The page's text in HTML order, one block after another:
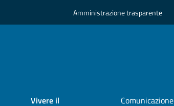
Amministrazione trasparente
Vivere il
Comunicazione